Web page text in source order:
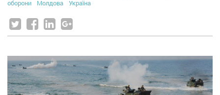
оборони
Молдова Україна